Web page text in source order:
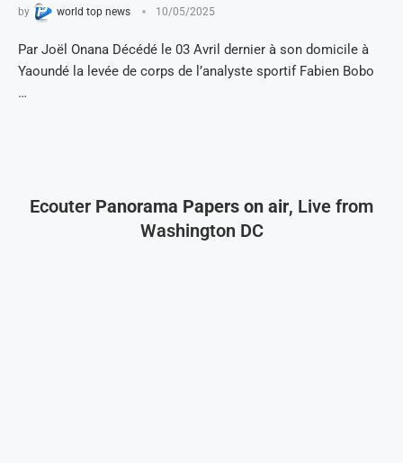
by world top news 10/05/2025
Par Joël Onana Décédé le 03 Avril dernier à son domicile à
Yaoundé la levée de corps de l’analyste sportif Fabien Bobo
…
Ecouter Panorama Papers on air, Live from
Washington DC